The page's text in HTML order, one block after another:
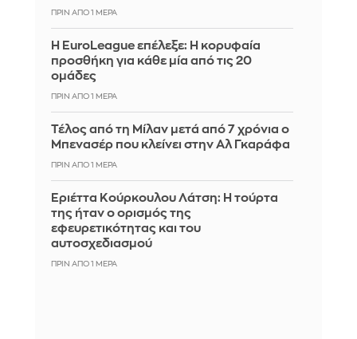
ΠΡΙΝ ΑΠΌ 1 ΜΈΡΑ
Η EuroLeague επέλεξε: Η κορυφαία
προσθήκη για κάθε μία από τις 20
ομάδες
ΠΡΙΝ ΑΠΌ 1 ΜΈΡΑ
Τέλος από τη Μίλαν μετά από 7 χρόνια ο
Μπενασέρ που κλείνει στην Αλ Γκαράφα
ΠΡΙΝ ΑΠΌ 1 ΜΈΡΑ
Εριέττα Κούρκουλου Λάτση: Η τούρτα
της ήταν ο ορισμός της
εφευρετικότητας και του
αυτοσχεδιασμού
ΠΡΙΝ ΑΠΌ 1 ΜΈΡΑ